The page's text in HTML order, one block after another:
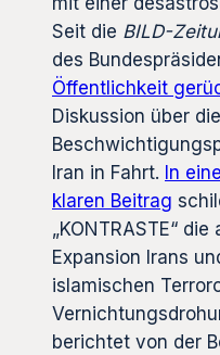
Seit die BILD-
des
Öffentlichkeit
Diskussion über
Iran in Fahrt. In
klaren Beitrag
„KONTRASTE“
Expansion Irans
islamischen
berichtet von der